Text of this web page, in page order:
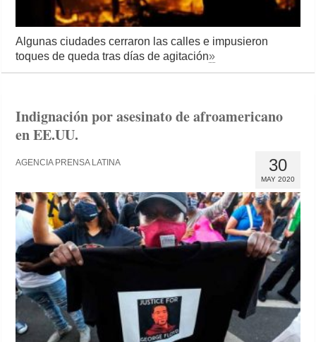
Algunas ciudades cerraron las calles e impusieron
toques de queda tras días de agitación»
Indignación por asesinato de afroamericano
en EE.UU.
30
MAY 2020
AGENCIA PRENSA LATINA